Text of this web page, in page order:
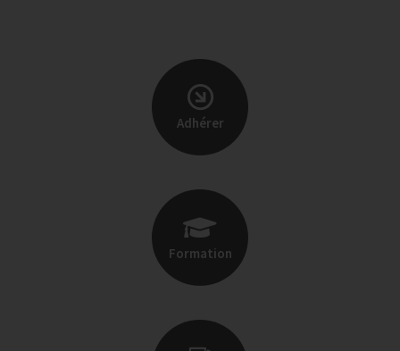
Adhérer
Formation